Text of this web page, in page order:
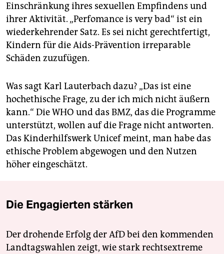
Einschränkung ihres sexuellen Empfindens und
ihrer Aktivität. „Perfomance is very bad“ ist ein
wiederkehrender Satz. Es sei nicht gerechtfertigt,
Kindern für die Aids-Prävention irreparable
Schäden zuzufügen.
Was sagt Karl Lauterbach dazu? „Das ist eine
hochethische Frage, zu der ich mich nicht äußern
kann.“ Die WHO und das BMZ, das die Programme
unterstützt, wollen auf die Frage nicht antworten.
Das Kinderhilfswerk Unicef meint, man habe das
ethische Problem abgewogen und den Nutzen
höher eingeschätzt.
Die Engagierten stärken
Der drohende Erfolg der AfD bei den kommenden
Landtagswahlen zeigt, wie stark rechtsextreme